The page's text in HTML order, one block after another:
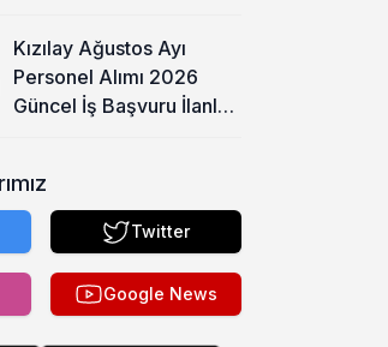
Kızılay Ağustos Ayı
Personel Alımı 2026
Güncel İş Başvuru İlanları
Twitter
Google News